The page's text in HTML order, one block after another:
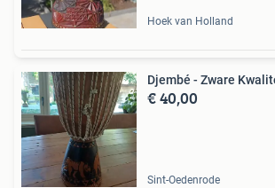
Hoek van Holland
Djembé - Zware
€ 40,00
Sint-Oedenrode